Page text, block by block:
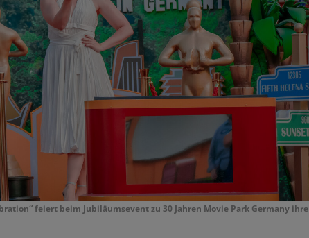
feiert beim Jubiläumsevent zu 30 Jahren Movie Park Germany ihre